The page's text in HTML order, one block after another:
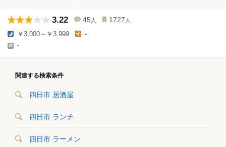
3.22 45 人 1727 人
￥3,000～￥3,999 -
-
関連する検索条件
四日市 居酒屋
四日市 ランチ
四日市 ラーメン